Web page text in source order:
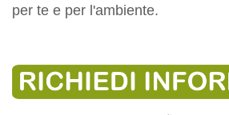
per te e per l'ambiente.